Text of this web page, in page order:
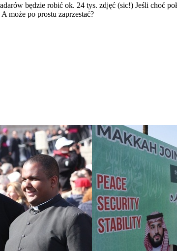
będzie robić ok. 24 tys. zdjęć (sic!) Jeśli choć
może po prostu zaprzestać?